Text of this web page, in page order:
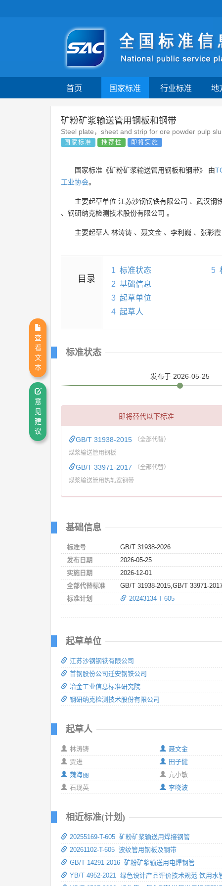
首页 国家标准 行业标准 地
矿粉矿浆输送管用钢板和钢带
Steel plate，sheet and strip for ore powder pulp
国家标准 推荐性 即将实施
国家标准《矿粉矿浆输送管用钢板和钢带》 由
工业协会。
主要起草单位 江苏沙钢钢铁有限公司 、 武汉钢
、 钢研纳克检测技术股份有限公司 。
主要起草人 林涛铸 、 聂文金 、 李利巍 、 张彩霞
目录
1 标准状态
2 基础信息
3 起草单位
4 起草人
5
标准状态
发布于 2026-05-25
即将替代以下标准
GB/T 31938-2015 （全部代替）
煤浆输送管用钢板
GB/T 33971-2017 （全部代替）
煤浆输送管用热轧宽钢带
基础信息
标准号
GB/T 31938-2026
发布日期
2026-05-25
实施日期
2026-12-01
全部代替标准
GB/T 31938-2015,GB/T 33971-
标准计划
20243134-T-605
起草单位
江苏沙钢钢铁有限公司
首钢股份公司迁安钢铁公司
冶金工业信息标准研究院
钢研纳克检测技术股份有限公司
起草人
林涛铸
聂文金
贾进
田子健
魏海丽
亢小敏
石现英
李晓波
相近标准(计划)
20255169-T-605 矿粉矿浆输送用焊接钢管
20261102-T-605 波纹管用钢板及钢带
GB/T 14291-2016 矿粉矿浆输送用电焊钢管
YB/T 4952-2021 绿色设计产品评价技术规范 饮用水
查
看
文
本
意
见
建
议